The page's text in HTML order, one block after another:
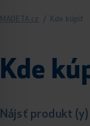
MADETA.cz / Kde kúpiť
Kde
Nájsť produkt (y)